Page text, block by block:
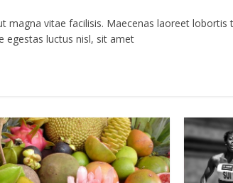
magna vitae facilisis. Maecenas laoreet lobortis
egestas luctus nisl, sit amet